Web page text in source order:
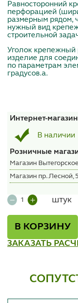
Равносторонний
перфорацией
размерным рядом,
нужный вид
строительной
Уголок крепежный
изделие для
по параметрам
градусов.а.
Интернет-
В наличии
Розничные
Магазин
Магазин пр. Лесной,
штук
В КОРЗИНУ
ЗАКАЗАТЬ